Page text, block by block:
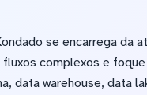
se encarrega da
fluxos complexos e
data warehouse, data